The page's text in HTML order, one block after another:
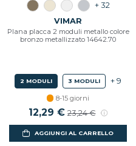
+ 32
VIMAR
Plana placca 2 moduli metallo colore
bronzo metallizzato 14642.70
2 MODULI 3 MODULI + 9
8-15 giorni
12,29 € 23,24 €
AGGIUNGI AL CARRELLO